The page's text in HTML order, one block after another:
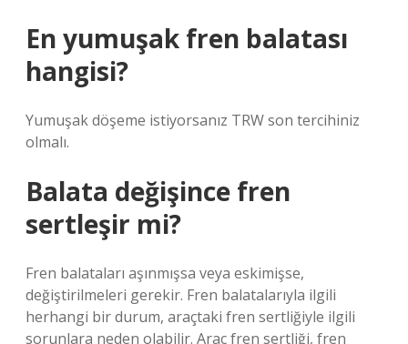
En yumuşak fren balatası
hangisi?
Yumuşak döşeme istiyorsanız TRW son tercihiniz
olmalı.
Balata değişince fren
sertleşir mi?
Fren balataları aşınmışsa veya eskimişse,
değiştirilmeleri gerekir. Fren balatalarıyla ilgili
herhangi bir durum, araçtaki fren sertliğiyle ilgili
sorunlara neden olabilir. Araç fren sertliği, fren